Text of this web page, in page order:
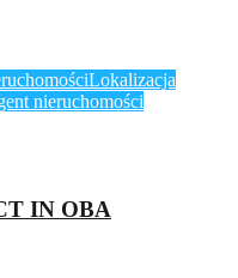
Lokalizacja
nieruchomości
IN OBA